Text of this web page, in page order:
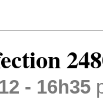
- 16h35